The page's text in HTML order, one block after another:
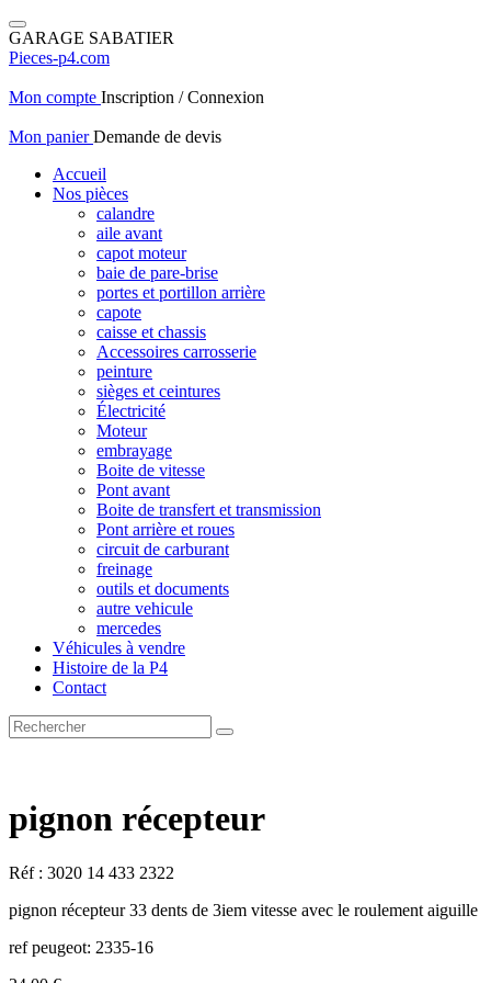
GARAGE SABATIER
Pieces-p4.com
Mon compte Inscription / Connexion
Mon panierDemande de devis
Accueil
Nos pièces
calandre
aile avant
capot moteur
baie de pare-brise
portes et portillon arrière
capote
caisse et chassis
Accessoires carrosserie
peinture
sièges et ceintures
Électricité
Moteur
embrayage
Boite de vitesse
Pont avant
Boite de transfert et transmission
Pont arrière et roues
circuit de carburant
freinage
outils et documents
autre vehicule
mercedes
Véhicules à vendre
Histoire de la P4
Contact
pignon récepteur
Réf : 3020 14 433 2322
pignon récepteur 33 dents de 3iem vitesse avec le roulement aiguille
ref peugeot: 2335-16